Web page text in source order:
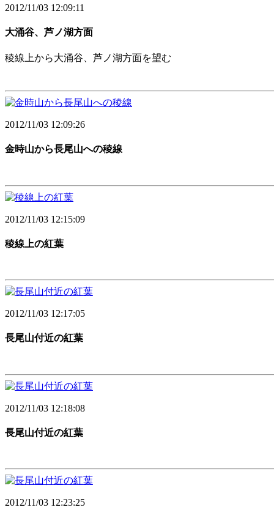
2012/11/03 12:09:11
大涌谷、芦ノ湖方面
稜線上から大涌谷、芦ノ湖方面を望む
2012/11/03 12:09:26
金時山から長尾山への稜線
2012/11/03 12:15:09
稜線上の紅葉
2012/11/03 12:17:05
長尾山付近の紅葉
2012/11/03 12:18:08
長尾山付近の紅葉
2012/11/03 12:23:25